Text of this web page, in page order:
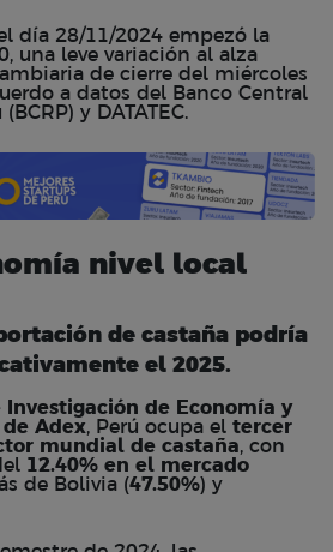
día 28/11/2024 empezó la
una leve variación al alza
de cierre del miércoles
a datos del Banco Central
y DATATEC.
nivel local
de castaña podría
el 2025.
Investigación de Economía y
de Adex, Perú ocupa el tercer
mundial de castaña, con
12.40% en el mercado
de Bolivia (47.50%) y